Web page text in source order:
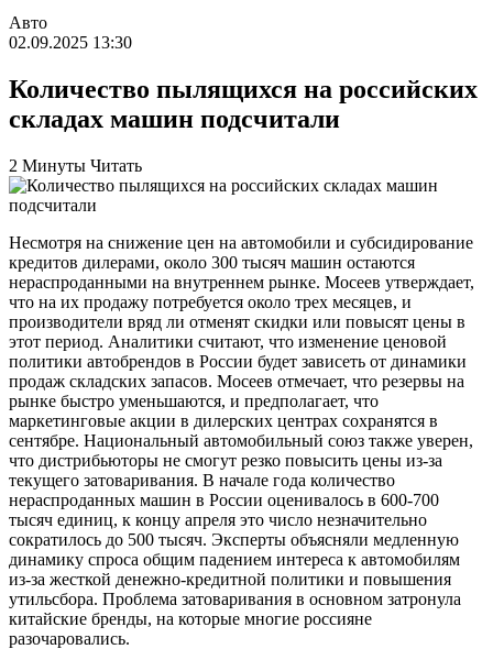
Авто
02.09.2025 13:30
Количество пылящихся на российских
складах машин подсчитали
2 Минуты Читать
Несмотря на снижение цен на автомобили и субсидирование
кредитов дилерами, около 300 тысяч машин остаются
нераспроданными на внутреннем рынке. Мосеев утверждает,
что на их продажу потребуется около трех месяцев, и
производители вряд ли отменят скидки или повысят цены в
этот период. Аналитики считают, что изменение ценовой
политики автобрендов в России будет зависеть от динамики
продаж складских запасов. Мосеев отмечает, что резервы на
рынке быстро уменьшаются, и предполагает, что
маркетинговые акции в дилерских центрах сохранятся в
сентябре. Национальный автомобильный союз также уверен,
что дистрибьюторы не смогут резко повысить цены из-за
текущего затоваривания. В начале года количество
нераспроданных машин в России оценивалось в 600-700
тысяч единиц, к концу апреля это число незначительно
сократилось до 500 тысяч. Эксперты объясняли медленную
динамику спроса общим падением интереса к автомобилям
из-за жесткой денежно-кредитной политики и повышения
утильсбора. Проблема затоваривания в основном затронула
китайские бренды, на которые многие россияне
разочаровались.